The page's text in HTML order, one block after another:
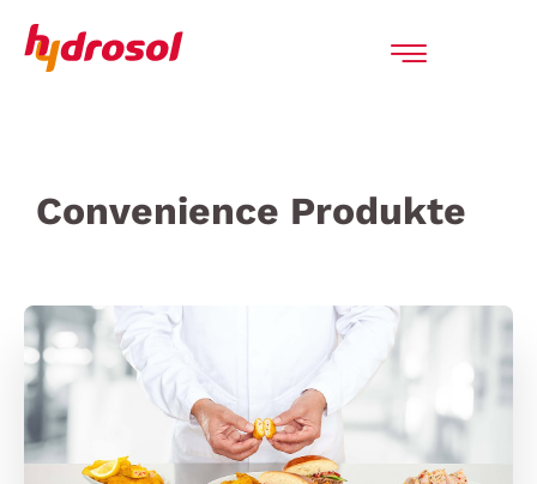
Convenience Produkte